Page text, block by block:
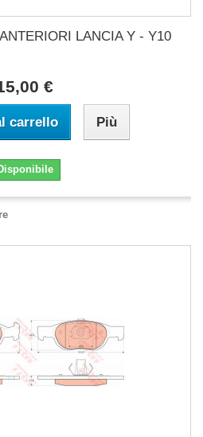
LANCIA Y - Y10
€
carrello Più